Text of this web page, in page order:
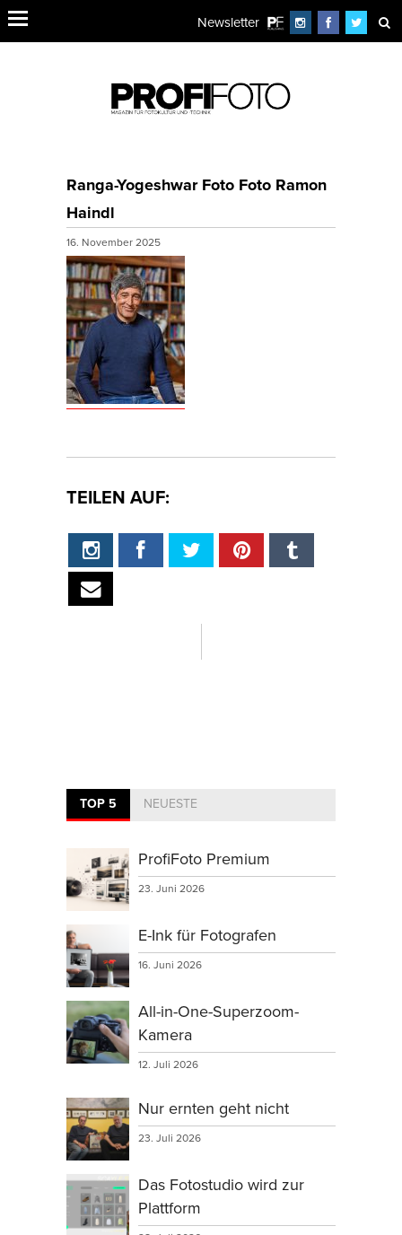
Newsletter
Ranga-Yogeshwar Foto Foto Ramon
Haindl
16. November 2025
TEILEN AUF:
TOP 5 NEUESTE
ProfiFoto Premium
23. Juni 2026
E-Ink für Fotografen
16. Juni 2026
All-in-One-Superzoom-
Kamera
12. Juli 2026
Nur ernten geht nicht
23. Juli 2026
Das Fotostudio wird zur
Plattform